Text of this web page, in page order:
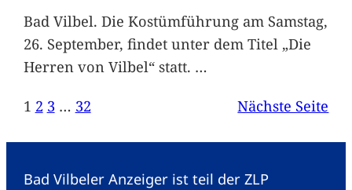
Bad Vilbel. Die Kostümführung am Samstag,
26. September, findet unter dem Titel „Die
Herren von Vilbel“ statt. …
1 2 3 … 32 Nächste Seite
Bad Vilbeler Anzeiger ist teil der ZLP